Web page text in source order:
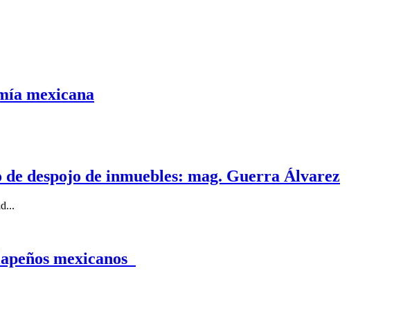
mexicana
despojo de inmuebles: mag. Guerra Álvarez
mexicanos